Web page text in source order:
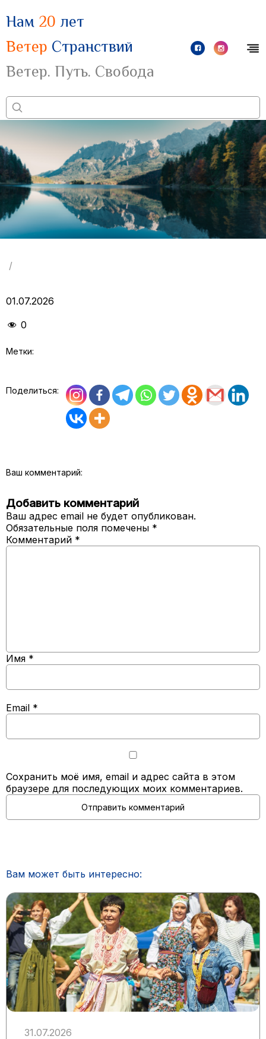
Нам 20 лет
Ветер Странствий
Ветер. Путь. Свобода
/
01.07.2026
0
Метки:
Поделиться:
Ваш комментарий:
Добавить комментарий
Ваш адрес email не будет опубликован.
Обязательные поля помечены *
Комментарий *
Имя *
Email *
Сохранить моё имя, email и адрес сайта в этом
браузере для последующих моих комментариев.
Вам может быть интересно:
31.07.2026